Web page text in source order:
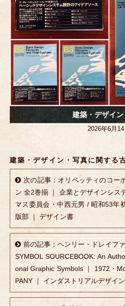
建築・デザイ
2026年6月14
建築・デザイン・写真に関する
次の記事：オリベッティのコー
ン 全2巻揃 ｜ 企業とデザインシス
マス委員会・中西元男 / 昭和53年
版部 ｜ デザイン書
前の記事：ヘンリー・ドレイフ
SYMBOL SOURCEBOOK: An
onal Graphic Symbols ｜ 1972・
PANY ｜ インダストリアルデザイ